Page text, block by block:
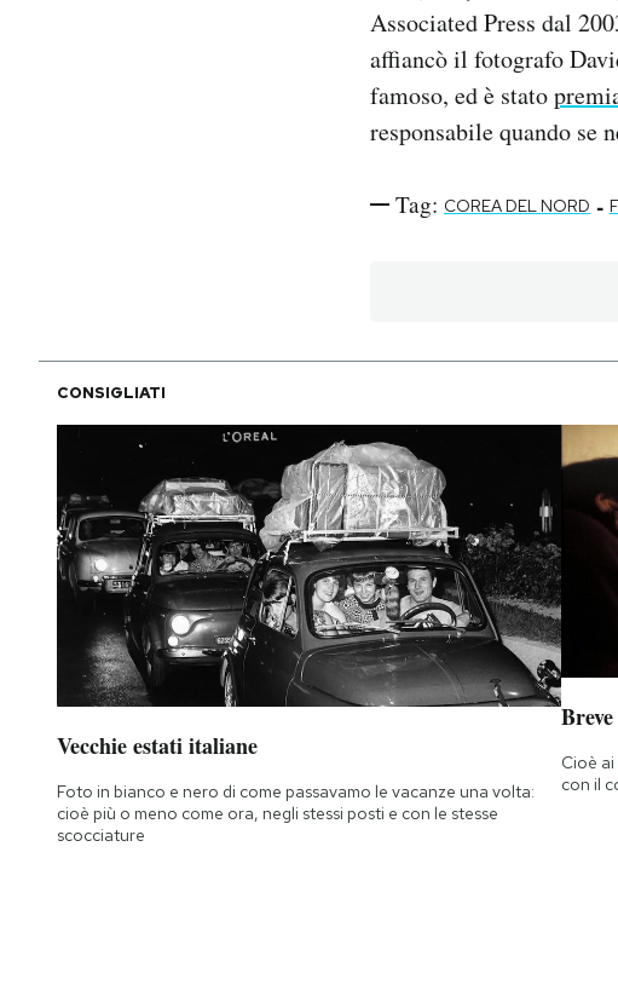
Associated Press dal
affiancò il fotografo
famoso, ed è stato
responsabile quando se
Tag: COREA DEL NORD -
CONSIGLIATI
Vecchie estati italiane
Foto in bianco e nero di come passavamo le vacanze una volta:
cioè più o meno come ora, negli stessi posti e con le stesse
scocciature
Cioè
con il